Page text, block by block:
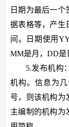
日期为最后一
据表格等，产生
间。日期使用
MM是月，DD是
5.发布机构
机构。信息为
号，则该机构为
主编制的机构为